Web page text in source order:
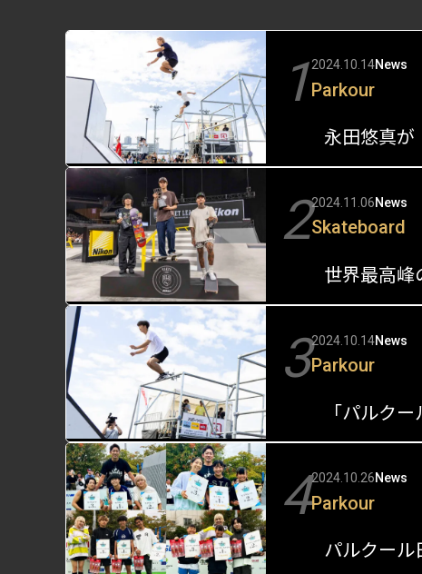
12024.10.14News
Parkour
22024.11.06News
Skateboard
世界最高峰
32024.10.14News
Parkour
42024.10.26News
Parkour